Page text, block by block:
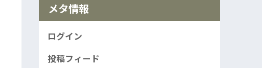
メタ情報
ログイン
投稿フィード